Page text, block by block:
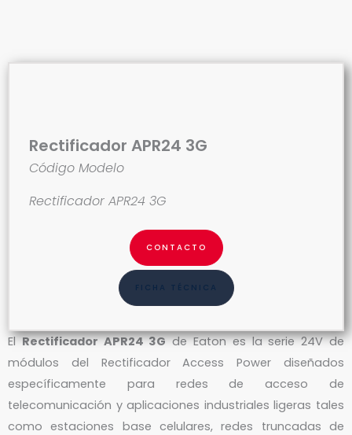
Rectificador APR24 3G
Código Modelo
Rectificador APR24 3G
CONTACTO
FICHA TÉCNICA
ElRectificador APR24 3Gde Eaton es la serie 24V de
módulos del Rectificador Access Power diseñados
específicamente para redes de acceso de
telecomunicación y aplicaciones industriales ligeras tales
como estaciones base celulares, redes truncadas de